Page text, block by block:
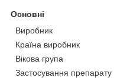
Основні
Виробник
Країна виробник
Вікова група
Застосування препарату